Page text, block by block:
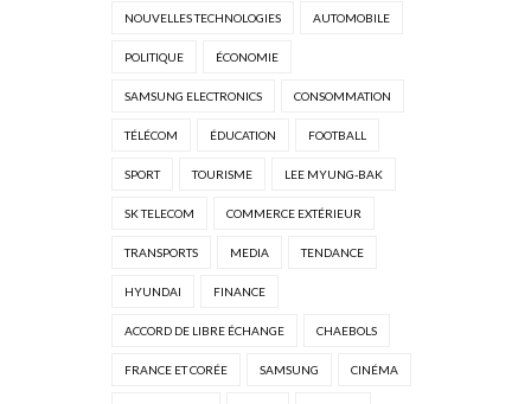
NOUVELLES TECHNOLOGIES AUTOMOBILE
POLITIQUE ÉCONOMIE
SAMSUNG ELECTRONICS CONSOMMATION
TÉLÉCOM ÉDUCATION FOOTBALL
SPORT TOURISME LEE MYUNG-BAK
SK TELECOM COMMERCE EXTÉRIEUR
TRANSPORTS MEDIA TENDANCE
HYUNDAI FINANCE
ACCORD DE LIBRE ÉCHANGE CHAEBOLS
FRANCE ET CORÉE SAMSUNG CINÉMA